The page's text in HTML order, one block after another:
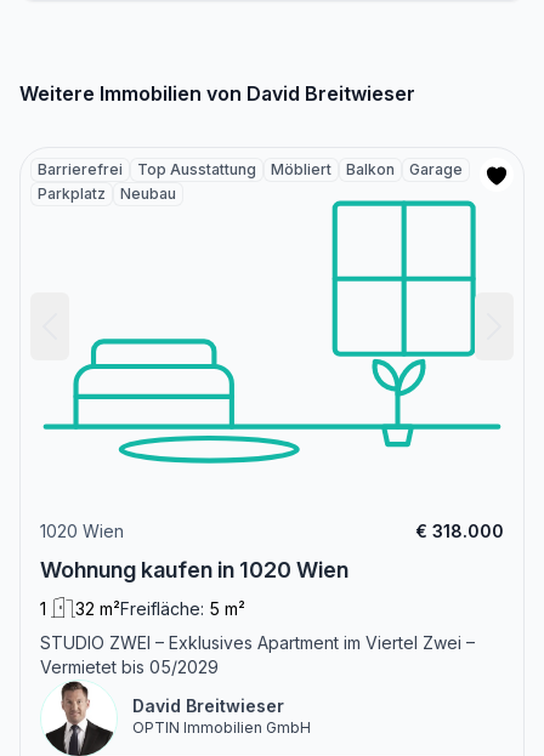
Weitere Immobilien von David Breitwieser
Barrierefrei Top Ausstattung Möbliert Balkon
Garage
Parkplatz
Neubau
1020 Wien € 318.000
Wohnung kaufen in 1020 Wien
1 32 m²Freifläche: 5 m²
STUDIO ZWEI – Exklusives Apartment im Viertel Zwei –
Vermietet bis 05/2029
David Breitwieser
OPTIN Immobilien GmbH